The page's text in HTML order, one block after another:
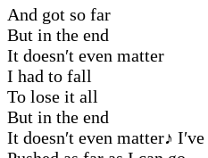
And got so far
But in the end
It doesn′t even matter
I had to fall
To lose it all
But in the end
It doesn′t even matter♪